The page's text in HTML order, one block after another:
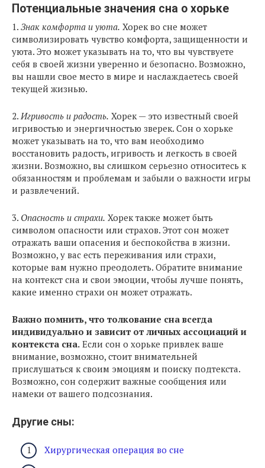
Потенциальные значения сна о хорьке
1. Знак комфорта и уюта. Хорек во сне может
символизировать чувство комфорта, защищенности и
уюта. Это может указывать на то, что вы чувствуете
себя в своей жизни уверенно и безопасно. Возможно,
вы нашли свое место в мире и наслаждаетесь своей
текущей жизнью.
2.Игривость и радость. Хорек — это известный своей
игривостью и энергичностью зверек. Сон о хорьке
может указывать на то, что вам необходимо
восстановить радость, игривость и легкость в своей
жизни. Возможно, вы слишком серьезно относитесь к
обязанностям и проблемам и забыли о важности игры
и развлечений.
3. Опасность и страхи. Хорек также может быть
символом опасности или страхов. Этот сон может
отражать ваши опасения и беспокойства в жизни.
Возможно, у вас есть переживания или страхи,
которые вам нужно преодолеть. Обратите внимание
на контекст сна и свои эмоции, чтобы лучше понять,
какие именно страхи он может отражать.
Важно помнить, что толкование сна всегда
индивидуально и зависит от личных ассоциаций и
контекста сна. Если сон о хорьке привлек ваше
внимание, возможно, стоит внимательней
прислушаться к своим эмоциям и поиску подтекста.
Возможно, сон содержит важные сообщения или
намеки от вашего подсознания.
Другие сны:
Хирургическая операция во сне